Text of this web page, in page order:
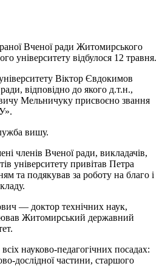
Вченої ради Житомирського
університету відбулося 12 травня.
Віктор Євдокимов
відповідно до якого д.т.н.,
Мельничуку присвоєно звання
вишу.
членів Вченої ради, викладачів,
університету привітав Петра
та подякував за роботу на благо і
— доктор технічних наук,
Житомирський державний
науково-педагогічних посадах:
дослідної частини, старшого